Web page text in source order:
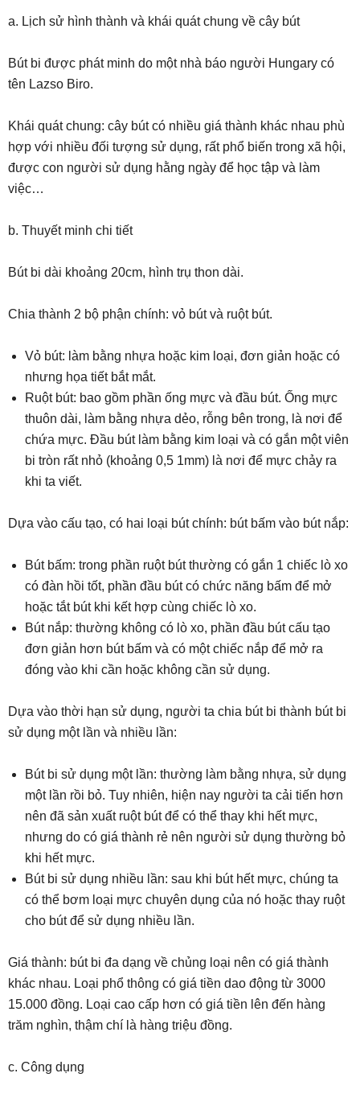
a. Lịch sử hình thành và khái quát chung về cây bút
Bút bi được phát minh do một nhà báo người Hungary có
tên Lazso Biro.
Khái quát chung: cây bút có nhiều giá thành khác nhau phù
hợp với nhiều đối tượng sử dụng, rất phổ biến trong xã hội,
được con người sử dụng hằng ngày để học tập và làm
việc…
b. Thuyết minh chi tiết
Bút bi dài khoảng 20cm, hình trụ thon dài.
Chia thành 2 bộ phận chính: vỏ bút và ruột bút.
Vỏ bút: làm bằng nhựa hoặc kim loại, đơn giản hoặc có
nhưng họa tiết bắt mắt.
Ruột bút: bao gồm phần ống mực và đầu bút. Ống mực
thuôn dài, làm bằng nhựa dẻo, rỗng bên trong, là nơi để
chứa mực. Đầu bút làm bằng kim loại và có gắn một viên
bi tròn rất nhỏ (khoảng 0,5 1mm) là nơi để mực chảy ra
khi ta viết.
Dựa vào cấu tạo, có hai loại bút chính: bút bấm vào bút nắp:
Bút bấm: trong phần ruột bút thường có gắn 1 chiếc lò xo
có đàn hồi tốt, phần đầu bút có chức năng bấm để mở
hoặc tắt bút khi kết hợp cùng chiếc lò xo.
Bút nắp: thường không có lò xo, phần đầu bút cấu tạo
đơn giản hơn bút bấm và có một chiếc nắp để mở ra
đóng vào khi cần hoặc không cần sử dụng.
Dựa vào thời hạn sử dụng, người ta chia bút bi thành bút bi
sử dụng một lần và nhiều lần:
Bút bi sử dụng một lần: thường làm bằng nhựa, sử dụng
một lần rồi bỏ. Tuy nhiên, hiện nay người ta cải tiến hơn
nên đã sản xuất ruột bút để có thể thay khi hết mực,
nhưng do có giá thành rẻ nên người sử dụng thường bỏ
khi hết mực.
Bút bi sử dụng nhiều lần: sau khi bút hết mực, chúng ta
có thể bơm loại mực chuyên dụng của nó hoặc thay ruột
cho bút để sử dụng nhiều lần.
Giá thành: bút bi đa dạng về chủng loại nên có giá thành
khác nhau. Loại phổ thông có giá tiền dao động từ 3000
15.000 đồng. Loại cao cấp hơn có giá tiền lên đến hàng
trăm nghìn, thậm chí là hàng triệu đồng.
c. Công dụng